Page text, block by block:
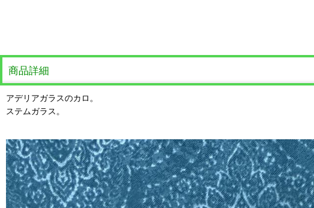
商品詳細
アデリアガラスのカロ。
ステムガラス。